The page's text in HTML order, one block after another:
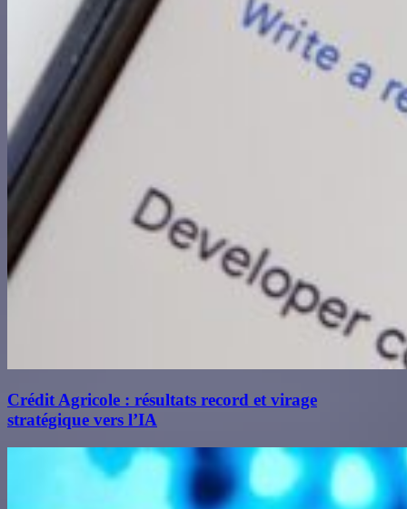
Crédit Agricole : résultats record et virage
stratégique vers l’IA